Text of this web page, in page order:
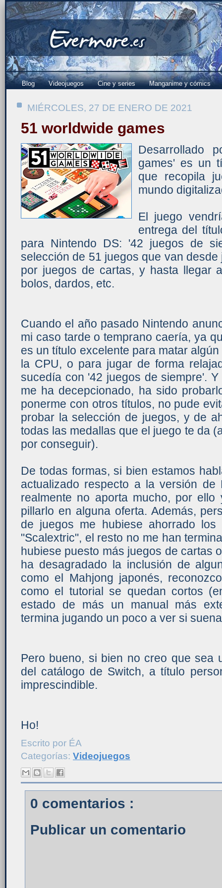
Blog Videojuegos Cine y series Manganime y cómics
MIÉRCOLES, 27 DE ENERO DE 2021
51 worldwide games
Desarrollado
games' es un
que recopila
mundo
El juego
entrega del
para Nintendo DS: '42 juegos de
selección de 51 juegos que van
por juegos de cartas, y hasta llegar
bolos, dardos, etc.
Cuando el año pasado Nintendo
mi caso tarde o temprano caería, ya
es un título excelente para matar
la CPU, o para jugar de forma
sucedía con '42 juegos de siempre'.
me ha decepcionado, ha sido
ponerme con otros títulos, no pude
probar la selección de juegos, y de
todas las medallas que el juego te da
por conseguir).
De todas formas, si bien estamos
actualizado respecto a la versión de
realmente no aporta mucho, por
pillarlo en alguna oferta. Además,
de juegos me hubiese ahorrado
"Scalextric", el resto no me han
hubiese puesto más juegos de cartas
ha desagradado la inclusión de
como el Mahjong japonés,
como el tutorial se quedan cortos
estado de más un manual más
termina jugando un poco a ver si
Pero bueno, si bien no creo que sea
del catálogo de Switch, a título
imprescindible.
Ho!
Escrito por ÉA
Categorías: Videojuegos
0 comentarios :
Publicar un comentario